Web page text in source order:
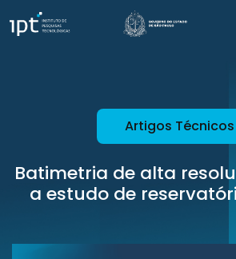
Artigos Técnicos
Batimetria de alta
a estudo de